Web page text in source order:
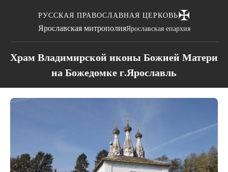
РУССКАЯ ПРАВОСЛАВНАЯ ЦЕРКОВЬ✠
Ярославская митрополияЯрославская епархия
Храм Владимирской иконы Божией Матери
на Божедомке г.Ярославль